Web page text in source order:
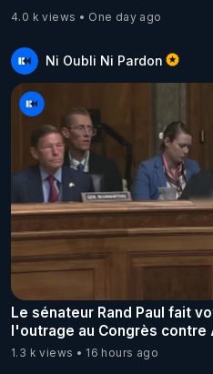
4.0 k views One day ago
Ni Oubli Ni Pardon
Le sénateur Rand Paul fait
l'outrage au Congrès contre
1.3 k views 16 hours ago